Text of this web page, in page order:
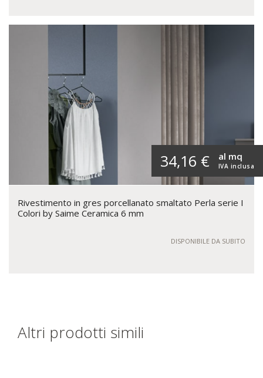
34,16 € IVA inclusa
al mq
Rivestimento in gres porcellanato smaltato Perla serie I
Colori by Saime Ceramica 6 mm
DISPONIBILE DA SUBITO
Altri prodotti simili